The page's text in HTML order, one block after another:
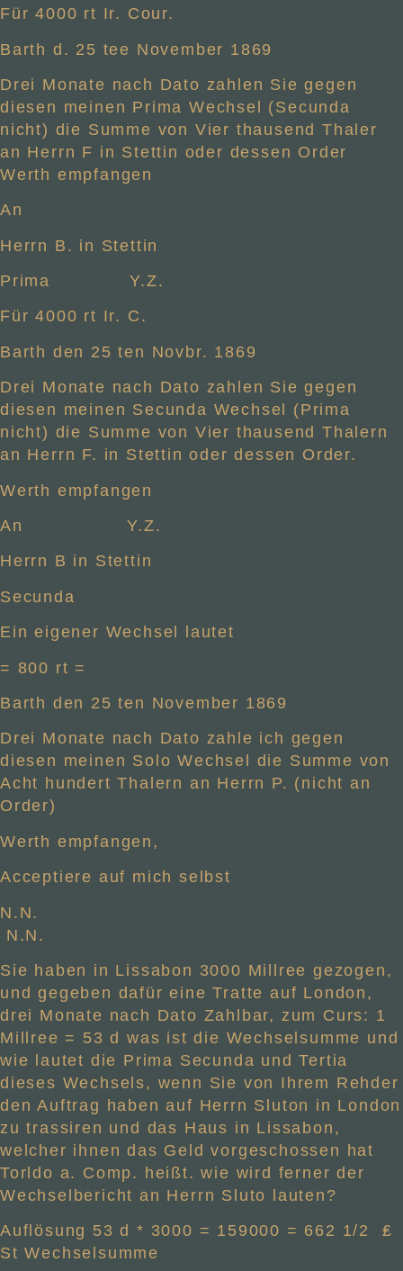
Für 4000 rt Ir. Cour.
Barth d. 25 tee November 1869
Drei Monate nach Dato zahlen Sie gegen
diesen meinen Prima Wechsel (Secunda
nicht) die Summe von Vier thausend Thaler
an Herrn F in Stettin oder dessen Order
Werth empfangen
An
Herrn B. in Stettin
Prima Y.Z.
Für 4000 rt Ir. C.
Barth den 25 ten Novbr. 1869
Drei Monate nach Dato zahlen Sie gegen
diesen meinen Secunda Wechsel (Prima
nicht) die Summe von Vier thausend Thalern
an Herrn F. in Stettin oder dessen Order.
Werth empfangen
An Y.Z.
Herrn B in Stettin
Secunda
Ein eigener Wechsel lautet
= 800 rt =
Barth den 25 ten November 1869
Drei Monate nach Dato zahle ich gegen
diesen meinen Solo Wechsel die Summe von
Acht hundert Thalern an Herrn P. (nicht an
Order)
Werth empfangen,
Acceptiere auf mich selbst
N.N.
N.N.
Sie haben in Lissabon 3000 Millree gezogen,
und gegeben dafür eine Tratte auf London,
drei Monate nach Dato Zahlbar, zum Curs: 1
Millree = 53 d was ist die Wechselsumme und
wie lautet die Prima Secunda und Tertia
dieses Wechsels, wenn Sie von Ihrem Rehder
den Auftrag haben auf Herrn Sluton in London
zu trassiren und das Haus in Lissabon,
welcher ihnen das Geld vorgeschossen hat
Torldo a. Comp. heißt. wie wird ferner der
Wechselbericht an Herrn Sluto lauten?
Auflösung 53 d * 3000 = 159000 = 662 1/2
₤
St Wechselsumme